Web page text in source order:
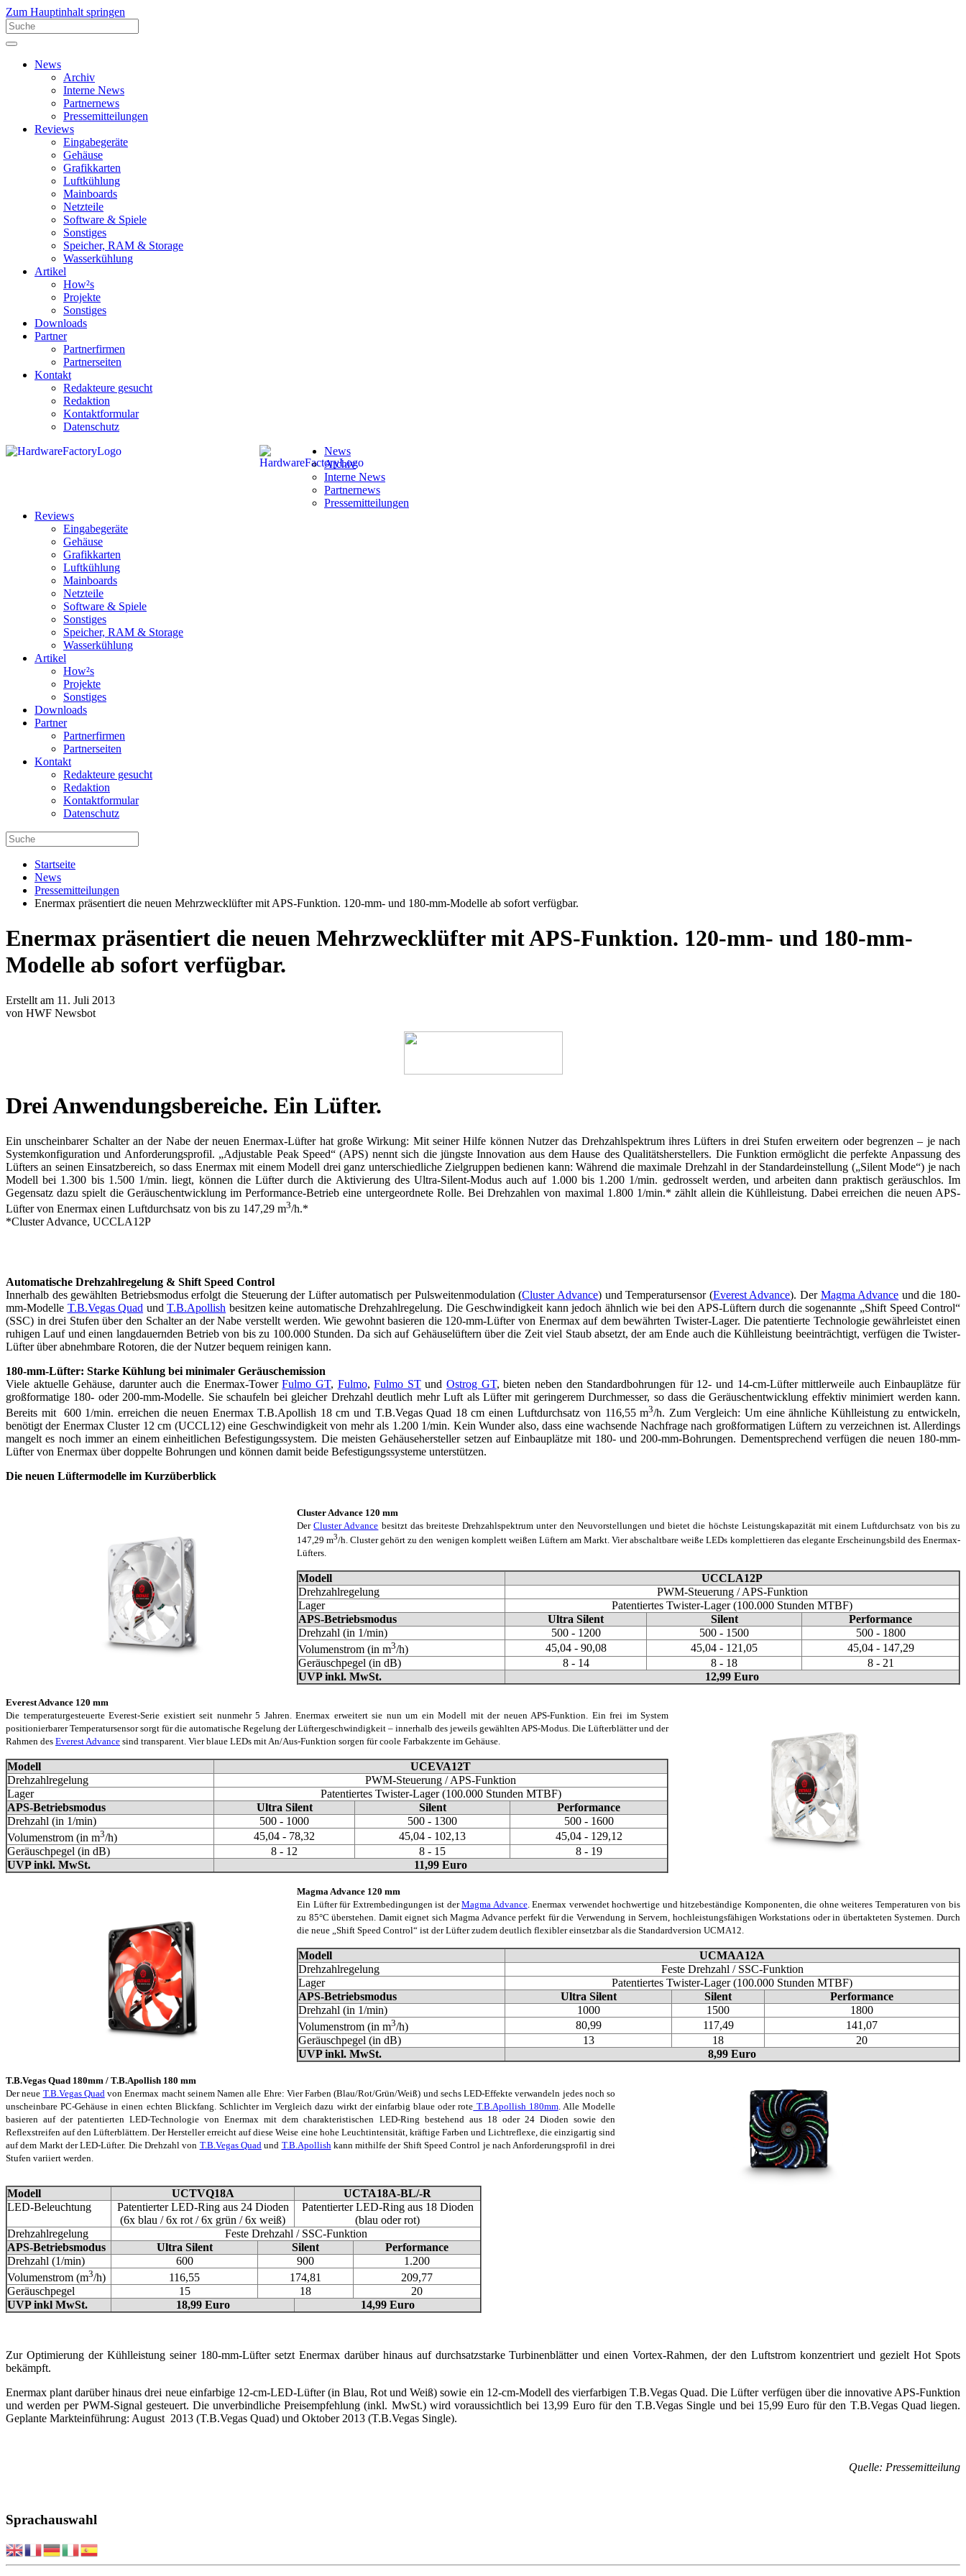
Zum Hauptinhalt springen
News
Archiv
Interne News
Partnernews
Pressemitteilungen
Reviews
Eingabegeräte
Gehäuse
Grafikkarten
Luftkühlung
Mainboards
Netzteile
Software & Spiele
Sonstiges
Speicher, RAM & Storage
Wasserkühlung
Artikel
How²s
Projekte
Sonstiges
Downloads
Partner
Partnerfirmen
Partnerseiten
Kontakt
Redakteure gesucht
Redaktion
Kontaktformular
Datenschutz
News
Archiv
Interne News
Partnernews
Pressemitteilungen
Reviews
Eingabegeräte
Gehäuse
Grafikkarten
Luftkühlung
Mainboards
Netzteile
Software & Spiele
Sonstiges
Speicher, RAM & Storage
Wasserkühlung
Artikel
How²s
Projekte
Sonstiges
Downloads
Partner
Partnerfirmen
Partnerseiten
Kontakt
Redakteure gesucht
Redaktion
Kontaktformular
Datenschutz
Startseite
News
Pressemitteilungen
Enermax präsentiert die neuen Mehrzwecklüfter mit APS-Funktion. 120-mm- und 180-mm-Modelle ab sofort verfügbar.
Enermax präsentiert die neuen Mehrzwecklüfter mit APS-Funktion. 120-mm- und 180-mm-
Modelle ab sofort verfügbar.
Erstellt am 11. Juli 2013
von HWF Newsbot
Drei Anwendungsbereiche. Ein Lüfter.
Ein unscheinbarer Schalter an der Nabe der neuen Enermax-Lüfter hat große Wirkung: Mit seiner Hilfe können Nutzer das Drehzahlspektrum ihres Lüfters in drei Stufen erweitern oder begrenzen – je nach
Systemkonfiguration und Anforderungsprofil. „Adjustable Peak Speed“ (APS) nennt sich die jüngste Innovation aus dem Hause des Qualitätsherstellers. Die Funktion ermöglicht die perfekte Anpassung des
Lüfters an seinen Einsatzbereich, so dass Enermax mit einem Modell drei ganz unterschiedliche Zielgruppen bedienen kann: Während die maximale Drehzahl in der Standardeinstellung („Silent Mode“) je nach
Modell bei 1.300 bis 1.500 1/min. liegt, können die Lüfter durch die Aktivierung des Ultra-Silent-Modus auch auf 1.000 bis 1.200 1/min. gedrosselt werden, und arbeiten dann praktisch geräuschlos. Im
Gegensatz dazu spielt die Geräuschentwicklung im Performance-Betrieb eine untergeordnete Rolle. Bei Drehzahlen von maximal 1.800 1/min.* zählt allein die Kühlleistung. Dabei erreichen die neuen APS-
Lüfter von Enermax einen Luftdurchsatz von bis zu 147,29 m3/h.*
*Cluster Advance, UCCLA12P
Automatische Drehzahlregelung & Shift Speed Control
Innerhalb des gewählten Betriebsmodus erfolgt die Steuerung der Lüfter automatisch per Pulsweitenmodulation (Cluster Advance) und Temperatursensor (Everest Advance). Der Magma Advance und die 180-
mm-Modelle T.B.Vegas Quad undT.B.Apollish besitzen keine automatische Drehzahlregelung. Die Geschwindigkeit kann jedoch ähnlich wie bei den APS-Lüftern durch die sogenannte „Shift Speed Control“
(SSC) in drei Stufen über den Schalter an der Nabe verstellt werden. Wie gewohnt basieren die 120-mm-Lüfter von Enermax auf dem bewährten Twister-Lager. Die patentierte Technologie gewährleistet einen
ruhigen Lauf und einen langdauernden Betrieb von bis zu 100.000 Stunden. Da sich auf Gehäuselüftern über die Zeit viel Staub absetzt, der am Ende auch die Kühlleistung beeinträchtigt, verfügen die Twister-
Lüfter über abnehmbare Rotoren, die der Nutzer bequem reinigen kann.
180-mm-Lüfter: Starke Kühlung bei minimaler Geräuschemission
Viele aktuelle Gehäuse, darunter auch die Enermax-TowerFulmo GT, Fulmo,Fulmo STundOstrog GT, bieten neben den Standardbohrungen für 12- und 14-cm-Lüfter mittlerweile auch Einbauplätze für
großformatige 180- oder 200-mm-Modelle. Sie schaufeln bei gleicher Drehzahl deutlich mehr Luft als Lüfter mit geringerem Durchmesser, so dass die Geräuschentwicklung effektiv minimiert werden kann.
Bereits mit 600 1/min. erreichen die neuen Enermax T.B.Apollish 18 cm und T.B.Vegas Quad 18 cm einen Luftdurchsatz von 116,55 m3/h. Zum Vergleich: Um eine ähnliche Kühlleistung zu entwickeln,
benötigt der Enermax Cluster 12 cm (UCCL12) eine Geschwindigkeit von mehr als 1.200 1/min. Kein Wunder also, dass eine wachsende Nachfrage nach großformatigen Lüftern zu verzeichnen ist. Allerdings
mangelt es noch immer an einem einheitlichen Befestigungssystem. Die meisten Gehäusehersteller setzen auf Einbauplätze mit 180- und 200-mm-Bohrungen. Dementsprechend verfügen die neuen 180-mm-
Lüfter von Enermax über doppelte Bohrungen und können damit beide Befestigungssysteme unterstützen.
Die neuen Lüftermodelle im Kurzüberblick
Cluster Advance 120 mm
DerCluster Advance besitzt das breiteste Drehzahlspektrum unter den Neuvorstellungen und bietet die höchste Leistungskapazität mit einem Luftdurchsatz von bis zu
147,29 m3/h. Cluster gehört zu den wenigen komplett weißen Lüftern am Markt. Vier abschaltbare weiße LEDs komplettieren das elegante Erscheinungsbild des Enermax-
Lüfters.
Modell
UCCLA12P
Drehzahlregelung
PWM-Steuerung / APS-Funktion
Lager
Patentiertes Twister-Lager (100.000 Stunden MTBF)
APS-Betriebsmodus
Ultra Silent Silent
Performance
Drehzahl (in 1/min)
500 - 1200 500 - 1500
500 - 1800
Volumenstrom (in m3/h) 45,04 - 90,08 45,04 - 121,05
45,04 - 147,29
Geräuschpegel (in dB)
8 - 14 8 - 18
8 - 21
UVP inkl. MwSt.
12,99 Euro
Everest Advance 120 mm
Die temperaturgesteuerte Everest-Serie existiert seit nunmehr 5 Jahren. Enermax erweitert sie nun um ein Modell mit der neuen APS-Funktion. Ein frei im System
positionierbarer Temperatursensor sorgt für die automatische Regelung der Lüftergeschwindigkeit – innerhalb des jeweils gewählten APS-Modus. Die Lüfterblätter und der
Rahmen des Everest Advance sind transparent. Vier blaue LEDs mit An/Aus-Funktion sorgen für coole Farbakzente im Gehäuse.
Modell
UCEVA12T
Drehzahlregelung
PWM-Steuerung / APS-Funktion
Lager
Patentiertes Twister-Lager (100.000 Stunden MTBF)
APS-Betriebsmodus
Ultra Silent Silent
Performance
Drehzahl (in 1/min)
500 - 1000 500 - 1300
500 - 1600
Volumenstrom (in m3/h) 45,04 - 78,32 45,04 - 102,13
45,04 - 129,12
Geräuschpegel (in dB)
8 - 12 8 - 15
8 - 19
UVP inkl. MwSt.
11,99 Euro
Magma Advance 120 mm
Ein Lüfter für Extrembedingungen ist derMagma Advance. Enermax verwendet hochwertige und hitzebeständige Komponenten, die ohne weiteres Temperaturen von bis
zu 85°C überstehen. Damit eignet sich Magma Advance perfekt für die Verwendung in Servern, hochleistungsfähigen Workstations oder in übertakteten Systemen. Durch
die neue „Shift Speed Control“ ist der Lüfter zudem deutlich flexibler einsetzbar als die Standardversion UCMA12.
Modell
UCMAA12A
Drehzahlregelung
Feste Drehzahl / SSC-Funktion
Lager
Patentiertes Twister-Lager (100.000 Stunden MTBF)
APS-Betriebsmodus
Ultra Silent Silent
Performance
Drehzahl (in 1/min)
1000 1500
1800
Volumenstrom (in m3/h) 80,99 117,49
141,07
Geräuschpegel (in dB)
13 18
20
UVP inkl. MwSt.
8,99 Euro
T.B.Vegas Quad 180mm / T.B.Apollish 180 mm
Der neue T.B.Vegas Quadvon Enermax macht seinem Namen alle Ehre: Vier Farben (Blau/Rot/Grün/Weiß) und sechs LED-Effekte verwandeln jedes noch so
unscheinbare PC-Gehäuse in einen echten Blickfang. Schlichter im Vergleich dazu wirkt der einfarbig blaue oder rote T.B.Apollish 180mm. Alle Modelle
basieren auf der patentierten LED-Technologie von Enermax mit dem charakteristischen LED-Ring bestehend aus 18 oder 24 Dioden sowie den
Reflexstreifen auf den Lüfterblättern. Der Hersteller erreicht auf diese Weise eine hohe Leuchtintensität, kräftige Farben und Lichtreflexe, die einzigartig sind
auf dem Markt der LED-Lüfter. Die Drehzahl von T.B.Vegas Quadund T.B.Apollishkann mithilfe der Shift Speed Control je nach Anforderungsprofil in drei
Stufen variiert werden.
Modell UCTVQ18A
UCTA18A-BL/-R
LED-Beleuchtung
Patentierter LED-Ring aus 24 Dioden
(6x blau / 6x rot / 6x grün / 6x weiß)
Patentierter LED-Ring aus 18 Dioden
(blau oder rot)
Drehzahlregelung
Feste Drehzahl / SSC-Funktion
APS-Betriebsmodus
Ultra Silent Silent
Performance
Drehzahl (1/min)
600 900
1.200
Volumenstrom (m3/h) 116,55 174,81
209,77
Geräuschpegel
15 18
20
UVP inkl MwSt.
18,99 Euro 14,99 Euro
Zur Optimierung der Kühlleistung seiner 180-mm-Lüfter setzt Enermax darüber hinaus auf durchsatzstarke Turbinenblätter und einen Vortex-Rahmen, der den Luftstrom konzentriert und gezielt Hot Spots
bekämpft.
Enermax plant darüber hinaus drei neue einfarbige 12-cm-LED-Lüfter (in Blau, Rot und Weiß) sowie ein 12-cm-Modell des vierfarbigen T.B.Vegas Quad. Die Lüfter verfügen über die innovative APS-Funktion
und werden per PWM-Signal gesteuert. Die unverbindliche Preisempfehlung (inkl. MwSt.) wird voraussichtlich bei 13,99 Euro für den T.B.Vegas Single und bei 15,99 Euro für den T.B.Vegas Quad liegen.
Geplante Markteinführung: August 2013 (T.B.Vegas Quad) und Oktober 2013 (T.B.Vegas Single).
Quelle: Pressemitteilung
Sprachauswahl